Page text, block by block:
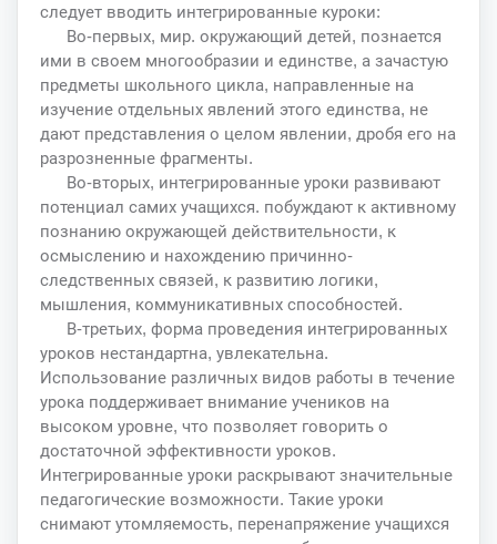
следует вводить интегрированные куроки:
Во-первых, мир. окружающий детей, познается
ими в своем многообразии и единстве, а зачастую
предметы школьного цикла, направленные на
изучение отдельных явлений этого единства, не
дают представления о целом явлении, дробя его на
разрозненные фрагменты.
Во-вторых, интегрированные уроки развивают
потенциал самих учащихся. побуждают к активному
познанию окружающей действительности, к
осмыслению и нахождению причинно-
следственных связей, к развитию логики,
мышления, коммуникативных способностей.
В-третьих, форма проведения интегрированных
уроков нестандартна, увлекательна.
Использование различных видов работы в течение
урока поддерживает внимание учеников на
высоком уровне, что позволяет говорить о
достаточной эффективности уроков.
Интегрированные уроки раскрывают значительные
педагогические возможности. Такие уроки
снимают утомляемость, перенапряжение учащихся